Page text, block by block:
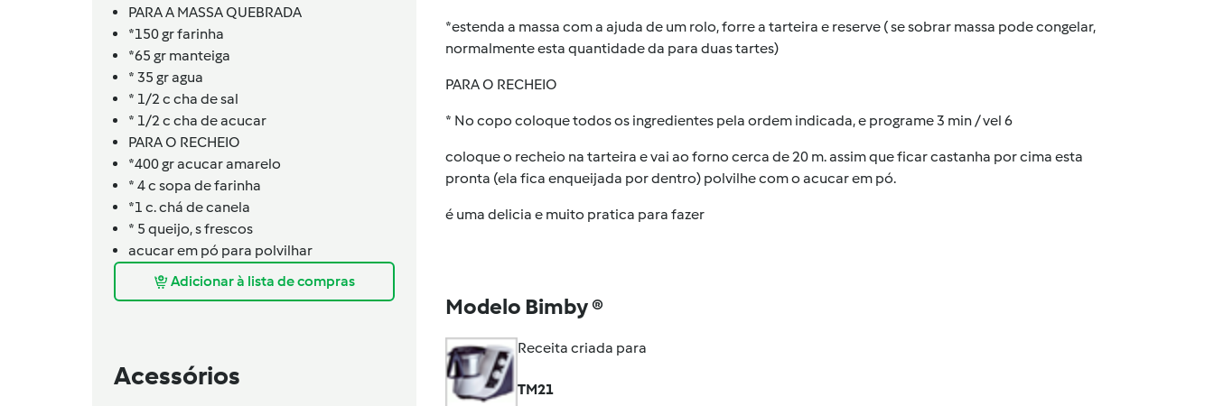
PARA A MASSA QUEBRADA
*150 gr farinha
*65 gr manteiga
* 35 gr agua
* 1/2 c cha de sal
* 1/2 c cha de acucar
PARA O RECHEIO
*400 gr acucar amarelo
* 4 c sopa de farinha
*1 c. chá de canela
* 5 queijo,s frescos
acucar em pó para polvilhar
Adicionar à lista de compras
Acessórios
*estenda a massa com a ajuda de um rolo, forre a tarteira e reserve ( se sobrar massa pode congelar,
normalmente esta quantidade da para duas tartes)
PARA O RECHEIO
* No copo coloque todos os ingredientes pela ordem indicada, e programe 3 min / vel 6
coloque o recheio na tarteira e vai ao forno cerca de 20 m. assim que ficar castanha por cima esta
pronta (ela fica enqueijada por dentro) polvilhe com o acucar em pó.
é uma delicia e muito pratica para fazer
Modelo Bimby ®
Receita criada para
TM21